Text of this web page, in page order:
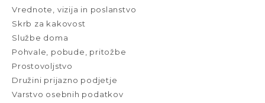
Vrednote, vizija in poslanstvo
Skrb za kakovost
Službe doma
Pohvale, pobude, pritožbe
Prostovoljstvo
Družini prijazno podjetje
Varstvo osebnih podatkov